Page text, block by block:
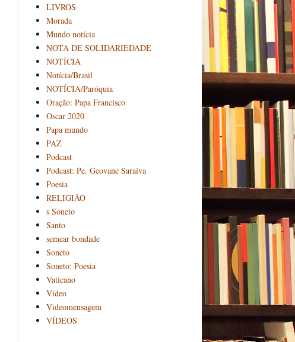
LIVROS
Morada
Mundo notícia
NOTA DE SOLIDARIEDADE
NOTÍCIA
Notícia/Brasil
NOTÍCIA/Paróquia
Oração: Papa Francisco
Oscar 2020
Papa mundo
PAZ
Podcast
Podcast: Pe. Geovane Saraiva
Poesia
RELIGIÃO
s Soneto
Santo
semear bondade
Soneto
Soneto: Poesia
Vaticano
Vídeo
Videomensagem
VÍDEOS